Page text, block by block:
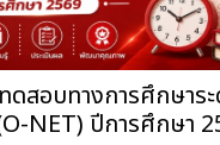
ดสอบทางการศึกษา
NET) ปีการศึกษา